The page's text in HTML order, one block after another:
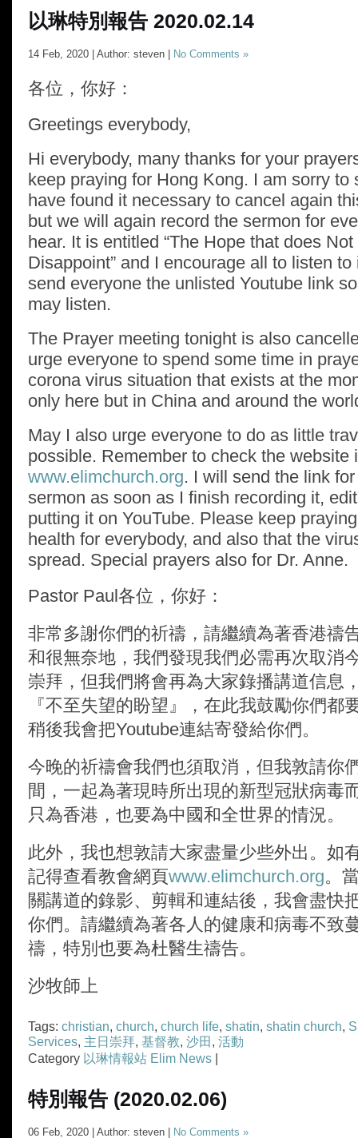
以琳特別報告 2020.02.14
14 Feb, 2020 | Author: steven | No Comments »
各位，你好：
Greetings everybody,
Hi everybody, many thanks for your
keep praying for Hong Kong. I am sorry to
have found it necessary to cancel again
but we will again record the sermon for
hear. It is entitled “The Hope that does Not
Disappoint” and I encourage all to listen
send everyone the unlisted Youtube link
may listen.
The Prayer meeting tonight is also
urge everyone to spend some time in
corona virus situation that exists at the
only here but in China and around the
May I also urge everyone to do as little
possible. Remember to check the website
www.elimchurch.org. I will send the link
sermon as soon as I finish recording it,
putting it on YouTube. Please keep
health for everybody, and also that the
spread. Special prayers also for Dr. Anne.
Pastor Paul各位，你好：
非常多謝你們的祈禱，請繼續為著香港禱
和很無奈地，我們發現我們必需再次取消
崇拜，但我們將會再為大家錄播講道信息
『不至失望的盼望』，在此我鼓勵你們都
稍後我會把Youtube連結寄發給你們。
今晚的祈禱會我們也須取消，但我敦請你
間，一起為著現時所出現的新型冠狀病毒
只為香港，也要為中國和全世界的情況。
此外，我也想敦請大家盡量少些外出。如
記得查看教會網頁www.elimchurch.org。
關講道的錄影、剪輯和連結後，我會盡快
你們。請繼續為著各人的健康和病毒不致
禱，特別也要為杜醫生禱告。
沙牧師上
Tags: christian, church, church life, shatin, shatin church,
Services, 主日崇拜, 基督教, 沙田 , 活動
Category 以琳情報站 Elim News
特別報告 (2020.02.06)
06 Feb, 2020 | Author: steven | No Comments »